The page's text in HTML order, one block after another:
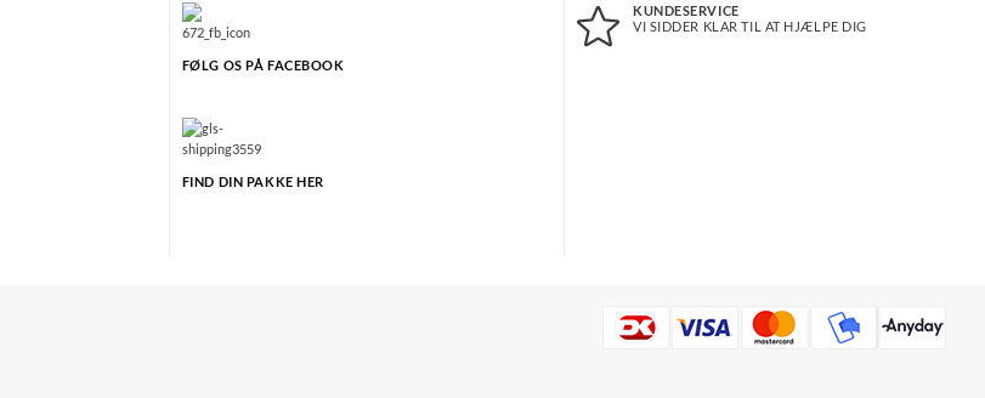
FØLG OS PÅ FACEBOOK
FIND DIN PAKKE HER
KUNDESERVICE
VI SIDDER KLAR TIL AT HJÆLPE DIG